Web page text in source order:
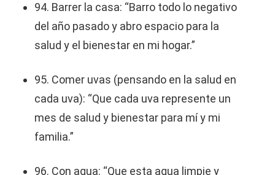
94. Barrer la casa: “Barro todo lo negativo
del año pasado y abro espacio para la
salud y el bienestar en mi hogar.”
95. Comer uvas (pensando en la salud en
cada uva): “Que cada uva represente un
mes de salud y bienestar para mí y mi
familia.”
96. Con agua: “Que esta agua limpie y